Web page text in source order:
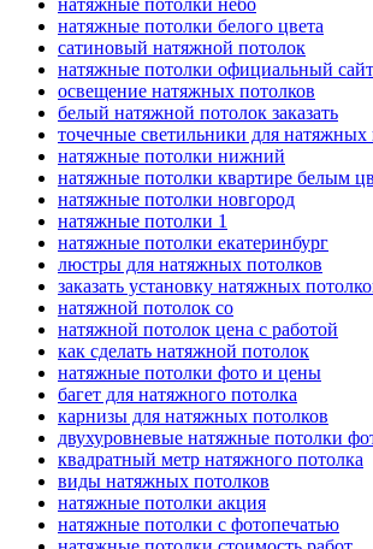
натяжные потолки белого цвета
сатиновый натяжной потолок
натяжные потолки официальный сайт
освещение натяжных потолков
белый натяжной потолок заказать
точечные светильники для натяжных
натяжные потолки нижний
натяжные потолки квартире белым
натяжные потолки новгород
натяжные потолки 1
натяжные потолки екатеринбург
люстры для натяжных потолков
заказать установку натяжных
натяжной потолок со
натяжной потолок цена с работой
как сделать натяжной потолок
натяжные потолки фото и цены
багет для натяжного потолка
карнизы для натяжных потолков
двухуровневые натяжные потолки
квадратный метр натяжного потолка
виды натяжных потолков
натяжные потолки акция
натяжные потолки с фотопечатью